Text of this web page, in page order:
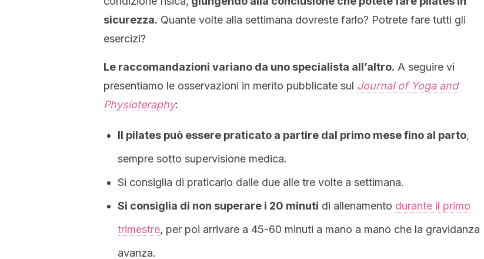
sicurezza. Quante volte alla settimana dovreste farlo? Potrete fare tutti gli
esercizi?
Le raccomandazioni variano da uno specialista all’altro. A seguire vi
presentiamo le osservazioni in merito pubblicate sul Journal of Yoga and
Physioteraphy:
Il pilates può essere praticato a partire dal primo mese fino al parto,
sempre sotto supervisione medica.
Si consiglia di praticarlo dalle due alle tre volte a settimana.
Si consiglia di non superare i 20 minuti di allenamento durante il primo
trimestre, per poi arrivare a 45-60 minuti a mano a mano che la gravidanza
avanza.